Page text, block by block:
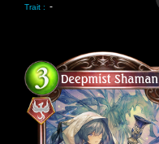
Trait : -